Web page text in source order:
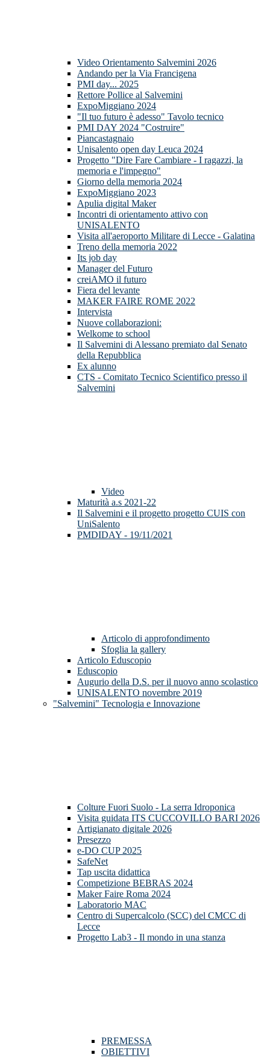
Video Orientamento Salvemini 2026
Andando per la Via Francigena
PMI day... 2025
Rettore Pollice al Salvemini
ExpoMiggiano 2024
"Il tuo futuro è adesso" Tavolo tecnico
PMI DAY 2024 "Costruire"
Piancastagnaio
Unisalento open day Leuca 2024
Progetto "Dire Fare Cambiare - I ragazzi, la
memoria e l'impegno"
Giorno della memoria 2024
ExpoMiggiano 2023
Apulia digital Maker
Incontri di orientamento attivo con
UNISALENTO
Visita all'aeroporto Militare di Lecce - Galatina
Treno della memoria 2022
Its job day
Manager del Futuro
creiAMO il futuro
Fiera del levante
MAKER FAIRE ROME 2022
Intervista
Nuove collaborazioni:
Welkome to school
Il Salvemini di Alessano premiato dal Senato
della Repubblica
Ex alunno
CTS - Comitato Tecnico Scientifico presso il
Salvemini
Video
Maturità a.s 2021-22
Il Salvemini e il progetto progetto CUIS con
UniSalento
PMDIDAY - 19/11/2021
Articolo di approfondimento
Sfoglia la gallery
Articolo Eduscopio
Eduscopio
Augurio della D.S. per il nuovo anno scolastico
UNISALENTO novembre 2019
"Salvemini" Tecnologia e Innovazione
Colture Fuori Suolo - La serra Idroponica
Visita guidata ITS CUCCOVILLO BARI 2026
Artigianato digitale 2026
Presezzo
e-DO CUP 2025
SafeNet
Tap uscita didattica
Competizione BEBRAS 2024
Maker Faire Roma 2024
Laboratorio MAC
Centro di Supercalcolo (SCC) del CMCC di
Lecce
Progetto Lab3 - Il mondo in una stanza
PREMESSA
OBIETTIVI